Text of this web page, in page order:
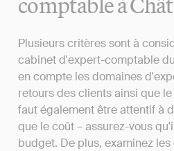
Plusieurs critères sont à
cabinet d'expert-comptable
en compte les domaines
retours des clients ainsi que
faut également être attentif à
que le coût – assurez-vous
budget. De plus, examinez